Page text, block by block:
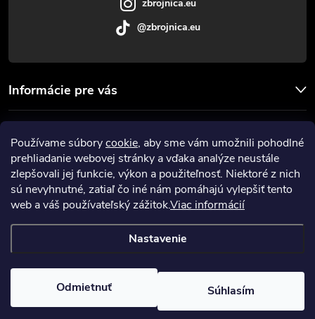
Používame súborycookie, aby sme vám umožnili pohodlné
prehliadanie webovej stránky a vďaka analýze neustále
zlepšovali jej funkcie, výkon a použiteľnosť. Niektoré z nich
sú nevyhnutné, zatiaľ čo iné nám pomáhajú vylepšiť tento
web a váš používateľský zážitok.Viac informácií
Nastavenie
Odmietnuť Súhlasím
Informácie pre vás
Prijímame online platby
zbrojnica.eu
@zbrojnica.eu
cookies